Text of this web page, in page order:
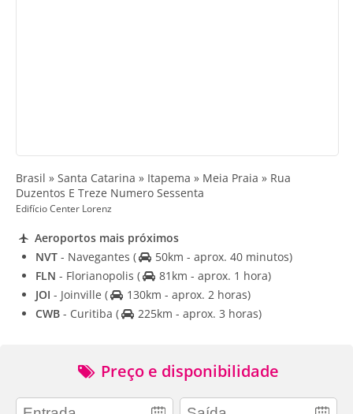
Brasil » Santa Catarina » Itapema » Meia Praia » Rua
Duzentos E Treze Numero Sessenta
Edifício Center Lorenz
Aeroportos mais próximos
NVT - Navegantes (
50km - aprox. 40 minutos)
FLN - Florianopolis (
81km - aprox. 1 hora)
JOI - Joinville (
130km - aprox. 2 horas)
CWB - Curitiba ( 225km - aprox. 3 horas)
Preço e disponibilidade